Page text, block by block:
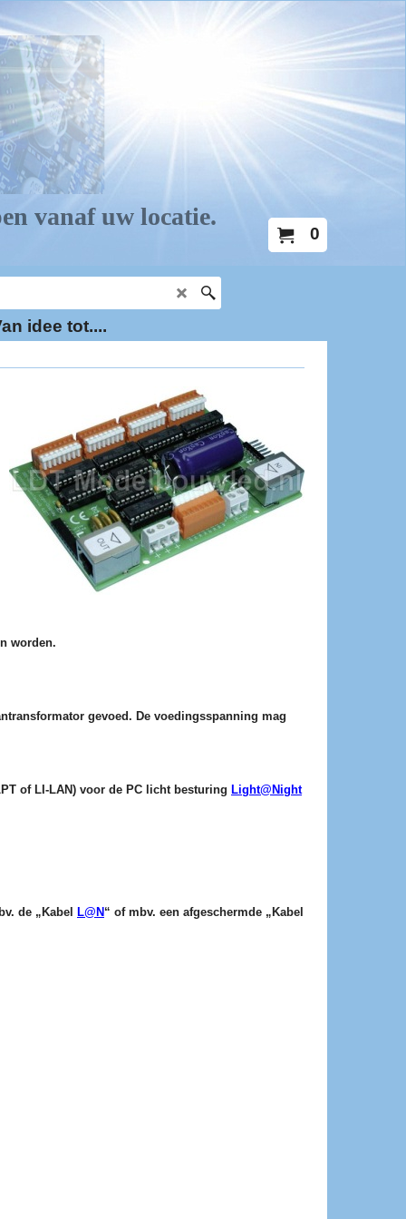
0
idee tot....
worden.
gevoed. De voedingsspanning mag
of LI-LAN) voor de PC licht besturing Light@Night
de „Kabel L@N“ of mbv. een afgeschermde „Kabel